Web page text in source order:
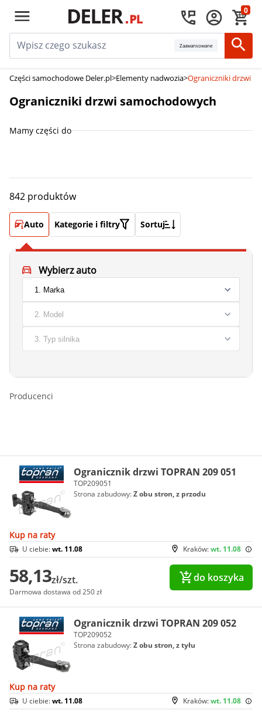
0
Zaawansowane
Części samochodowe Deler.pl>Elementy nadwozia>Ograniczniki drzwi
Ograniczniki drzwi samochodowych
Mamy części do
842 produktów
Auto Kategorie i filtry Sortuj
Wybierz auto
Producenci
Ogranicznik drzwi TOPRAN 209 051
TOP209051
Strona zabudowy:Z obu stron, z przodu
Kup na raty
Kraków:wt. 11.08
U ciebie:wt. 11.08
58,13zł/szt.
Darmowa dostawa od 250 zł
do koszyka
Ogranicznik drzwi TOPRAN 209 052
TOP209052
Strona zabudowy:Z obu stron, z tyłu
Kup na raty
Kraków:wt. 11.08
U ciebie:wt. 11.08